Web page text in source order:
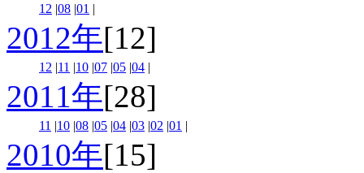
12 |08 |01 |
2012年[12]
12 |11 |10 |07 |05 |04 |
2011年[28]
11 |10 |08 |05 |04 |03 |02 |01 |
2010年[15]